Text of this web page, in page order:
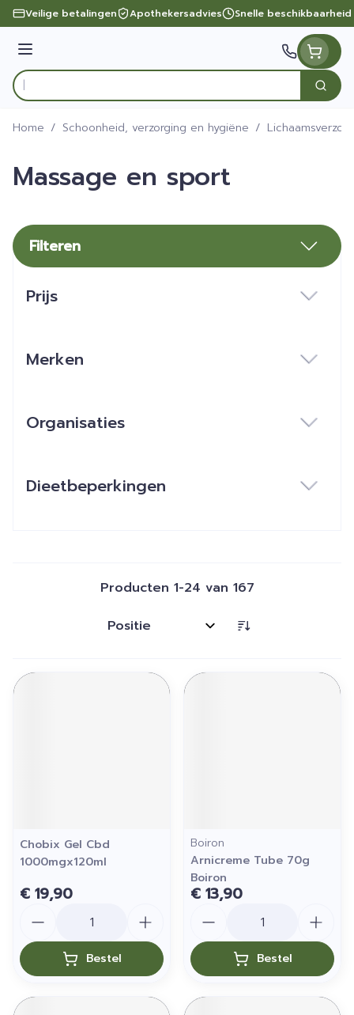
Ga naar de inhoud
Veilige betalingen Apothekersadvies Snelle beschikbaarheid
Menu
Product, merk, categorie...
Zoek
Home / Schoonheid, verzorging en hygiëne /
Massage en sport
Filteren
Prijs
Merken
Organisaties
Dieetbeperkingen
Producten 1-24 van 167
Sorteer op:
Chobix Gel Cbd
1000mgx120ml
€ 19,90
Bestel
Boiron
Arnicreme Tube 70g
Boiron
€ 13,90
Bestel